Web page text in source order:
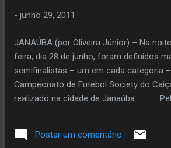
Portanto, na próxima sexta-feira, 1º de
municip...
- junho 29, 2011
JANAÚBA (por Oliveira Júnior) – Na
feira, dia 28 de junho, foram definidos
semifinalistas – um em cada categoria
Campeonato de Futebol Society do
realizado na cidade de Janaúba. Pela
marcaram para o Girus Open Bar,
Postar um comentário